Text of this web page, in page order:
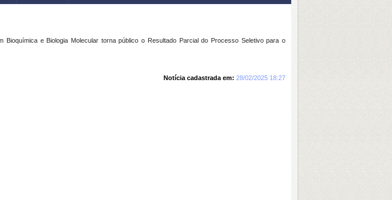
Bioquímica e Biologia Molecular torna público o Resultado Parcial do Processo Seletivo para o
Notícia cadastrada em: 28/02/2025 18:27